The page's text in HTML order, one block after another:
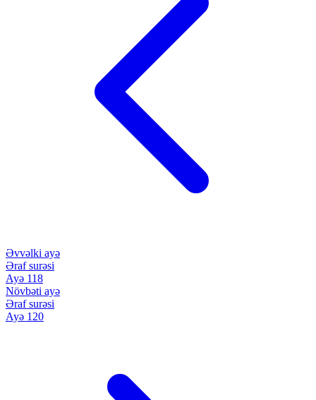
Əvvəlki ayə
Əraf surəsi
Ayə 118
Növbəti ayə
Əraf surəsi
Ayə 120